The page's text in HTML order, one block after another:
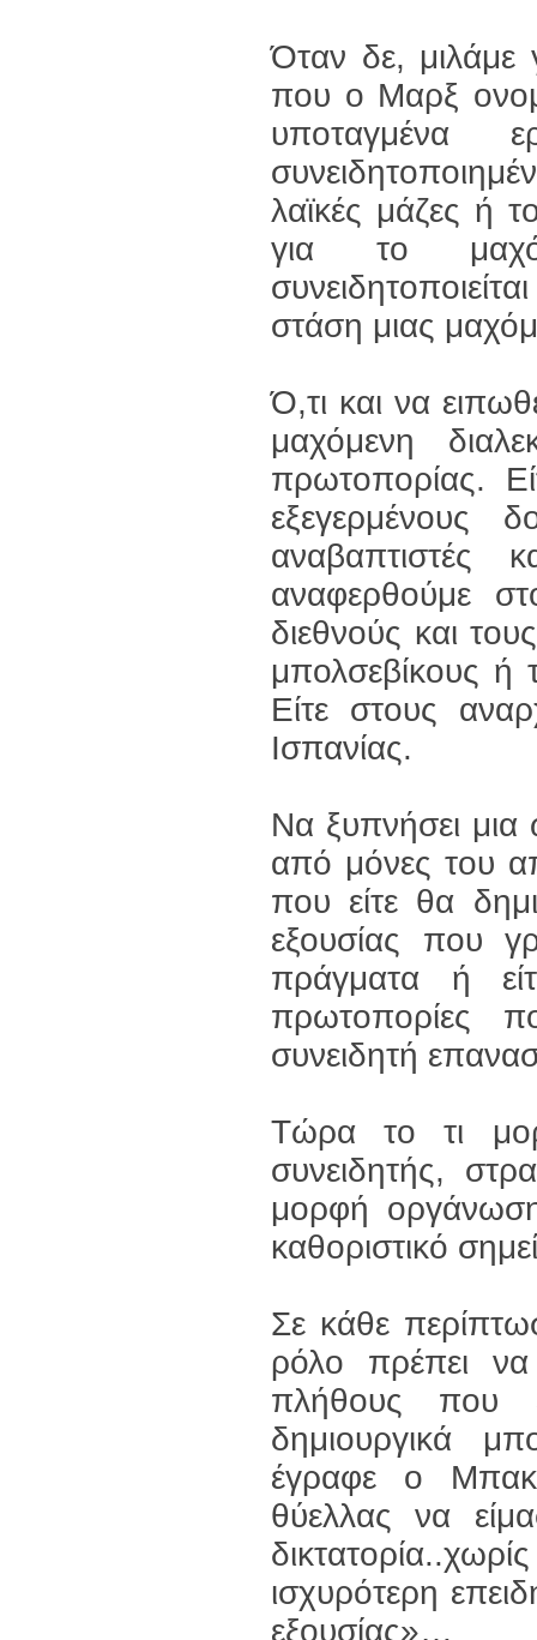
Όταν δε, μιλάμε
που ο Μαρξ
υποταγμένα
λαϊκές μάζες ή
για το
στάση μιας
Ό,τι και να
μαχόμενη
πρωτοπορίας.
εξεγερμένους
αναβαπτιστές
αναφερθούμε
διεθνούς και
μπολσεβίκους ή
Είτε στους
Ισπανίας.
Να ξυπνήσει μια
από μόνες του
που είτε θα
εξουσίας που
πράγματα ή
πρωτοπορίες
συνειδητή
Τώρα το τι
συνειδητής,
μορφή
καθοριστικό
Σε κάθε
ρόλο πρέπει
πλήθους που
δημιουργικά
έγραφε ο
θύελλας να
ισχυρότερη
εξουσίας»…